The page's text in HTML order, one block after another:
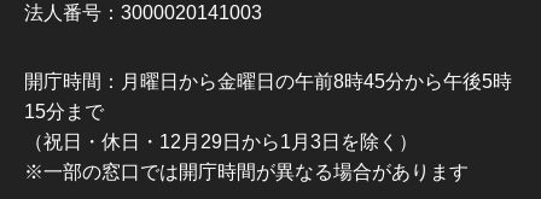
法人番号：3000020141003
開庁時間：月曜日から金曜日の午前8時45分から午後5時
15分まで
（祝日・休日・12月29日から1月3日を除く）
※一部の窓口では開庁時間が異なる場合があります